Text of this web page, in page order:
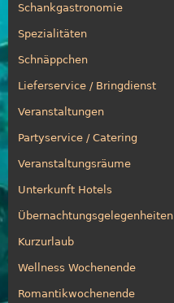
Schankgastronomie
Spezialitäten
Schnäppchen
Lieferservice / Bringdienst
Veranstaltungen
Partyservice / Catering
Veranstaltungsräume
Unterkunft Hotels
Übernachtungsgelegenheiten
Kurzurlaub
Wellness Wochenende
Romantikwochenende